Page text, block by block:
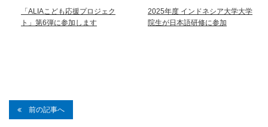
「ALIAこども応援プロジェク
ト」第6弾に参加します
2025年度 インドネシア大学大学
院生が日本語研修に参加
前の記事へ